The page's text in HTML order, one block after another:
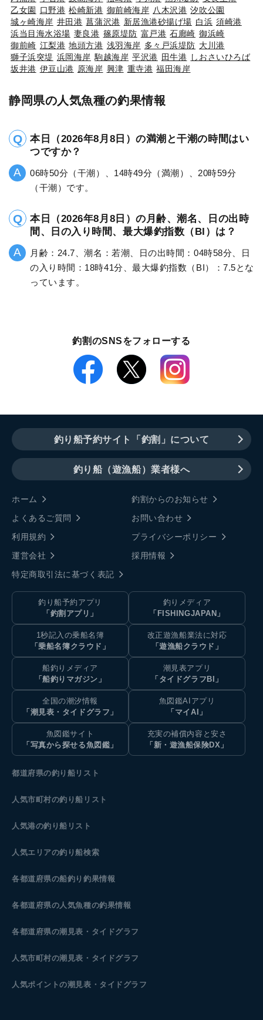
乙女園 口野港 松崎新港 御前崎海岸 八木沢港 汐吹公園
城ヶ崎海岸 井田港 菖蒲沢港 新居漁港砂揚げ場 白浜 須崎港
浜当目海水浴場 妻良港 篠原堤防 富戸港 石廊崎 御浜崎
御前崎 江梨港 地頭方港 浅羽海岸 多々戸浜堤防 大川港
獅子浜突堤 浜岡海岸 駒越海岸 平沢港 田牛港 しおさいひろば
坂井港 伊豆山港 原海岸 興津 重寺港 福田海岸
静岡県の人気魚種の釣果情報
本日（2026年8月8日）の満潮と干潮の時間はい
つですか？
06時50分（干潮）、14時49分（満潮）、20時59分
（干潮）です。
本日（2026年8月8日）の月齢、潮名、日の出時
間、日の入り時間、最大爆釣指数（BI）は？
月齢：24.7、潮名：若潮、日の出時間：04時58分、日
の入り時間：18時41分、最大爆釣指数（BI）：7.5とな
っています。
釣割のSNSをフォローする
釣り船予約サイト「釣割」について
釣り船（遊漁船）業者様へ
ホーム
釣割からのお知らせ
よくあるご質問
お問い合わせ
利用規約
プライバシーポリシー
運営会社
採用情報
特定商取引法に基づく表記
釣り船予約アプリ
「釣割アプリ」
釣りメディア
「FISHINGJAPAN」
1秒記入の乗船名簿
「乗船名簿クラウド」
改正遊漁船業法に対応
「遊漁船クラウド」
船釣りメディア
「船釣りマガジン」
潮見表アプリ
「タイドグラフBI」
全国の潮汐情報
「潮見表・タイドグラフ」
魚図鑑AIアプリ
「マイAI」
魚図鑑サイト
「写真から探せる魚図鑑」
充実の補償内容と安さ
「新・遊漁船保険DX」
都道府県の釣り船リスト
人気市町村の釣り船リスト
人気港の釣り船リスト
人気エリアの釣り船検索
各都道府県の船釣り釣果情報
各都道府県の人気魚種の釣果情報
各都道府県の潮見表 ・タイドグラフ
人気市町村の潮見表・タイドグラフ
人気ポイントの潮見表・タイドグラフ